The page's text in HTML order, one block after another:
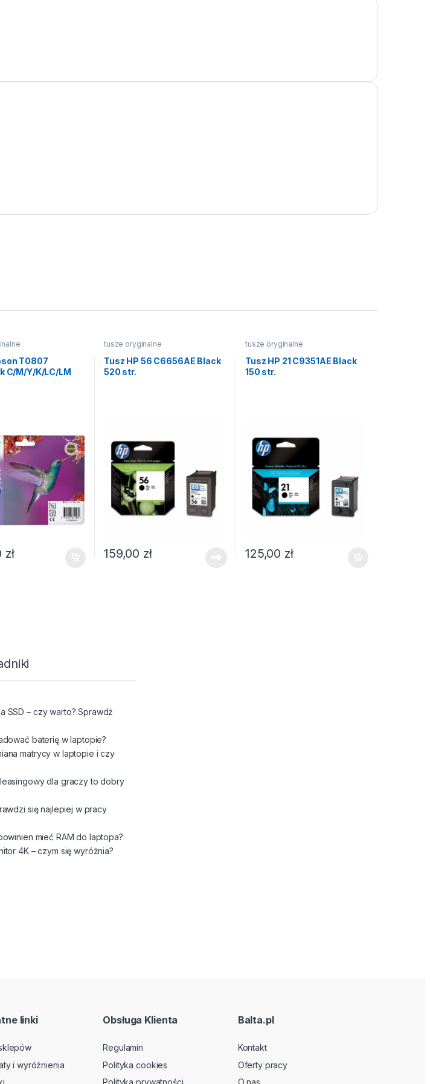
T0807
C/M/Y/K/LC/LM
zł
tusze oryginalne
Tusz HP 56 C6656AE Black
520 str.
159,00 zł
tusze oryginalne
Tusz HP 21 C9351AE Black
150 str.
125,00 zł
SSD – czy warto? Sprawdź
baterię w laptopie?
matrycy w laptopie i czy
dla graczy to dobry
się najlepiej w pracy
mieć RAM do laptopa?
4K – czym się wyróżnia?
linki
i wyróżnienia
Obsługa Klienta
Regulamin
Polityka cookies
Balta.pl
Kontakt
Oferty pracy